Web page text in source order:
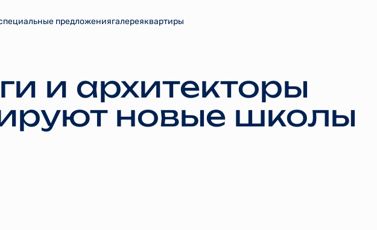
предложениягалереяквартиры
и архитекторы
новые школы